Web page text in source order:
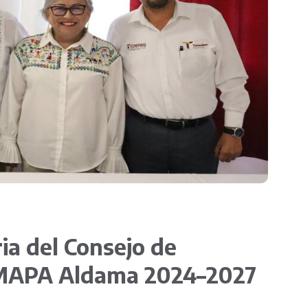
del Consejo de
Aldama 2024–2027
Transparencia